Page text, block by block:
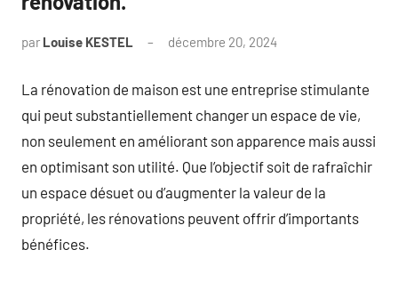
par Louise KESTEL décembre 20, 2024
La rénovation de maison est une entreprise stimulante
qui peut substantiellement changer un espace de vie,
non seulement en améliorant son apparence mais aussi
en optimisant son utilité. Que l’objectif soit de rafraîchir
un espace désuet ou d’augmenter la valeur de la
propriété, les rénovations peuvent offrir d’importants
bénéfices.